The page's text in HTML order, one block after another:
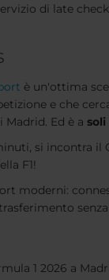
di late
è un'ottima
e che
Ed è a
si incontra
F1!
moderni:
1 2026 a